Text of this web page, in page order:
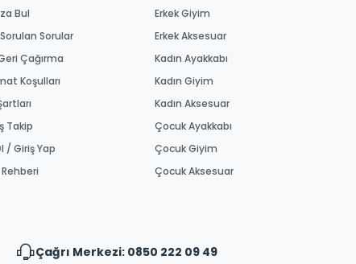
Bul
Sorulan Sorular
Çağırma
Koşulları
Takip
/ Giriş Yap
Erkek Giyim
Erkek Aksesuar
Kadın Ayakkabı
Kadın Giyim
Kadın Aksesuar
Çocuk Ayakkabı
Çocuk Giyim
Çocuk Aksesuar
Çağrı Merkezi: 0850 222 09 49